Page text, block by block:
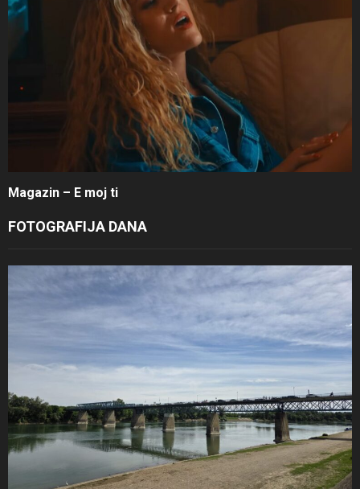
Magazin – E moj ti
FOTOGRAFIJA DANA